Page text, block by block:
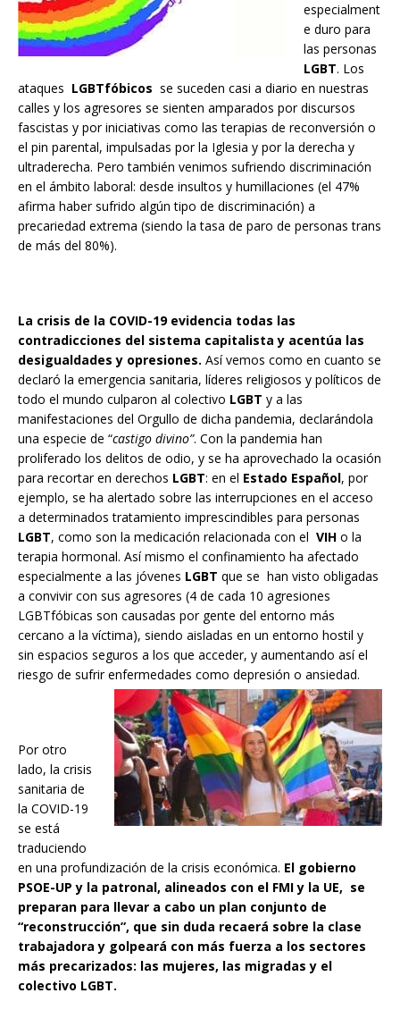
especialment
e duro para
las personas
LGBT. Los
ataques LGBTfóbicos se suceden casi a diario en nuestras
calles y los agresores se sienten amparados por discursos
fascistas y por iniciativas como las terapias de reconversión o
el pin parental, impulsadas por la Iglesia y por la derecha y
ultraderecha. Pero también venimos sufriendo discriminación
en el ámbito laboral: desde insultos y humillaciones (el 47%
afirma haber sufrido algún tipo de discriminación) a
precariedad extrema (siendo la tasa de paro de personas trans
de más del 80%).
La crisis de la COVID-19 evidencia todas las
contradicciones del sistema capitalista y acentúa las
desigualdades y opresiones. Así vemos como en cuanto se
declaró la emergencia sanitaria, líderes religiosos y políticos de
todo el mundo culparon al colectivo LGBT y a las
manifestaciones del Orgullo de dicha pandemia, declarándola
una especie de “castigo divino”. Con la pandemia han
proliferado los delitos de odio, y se ha aprovechado la ocasión
para recortar en derechos LGBT: en el Estado Español, por
ejemplo, se ha alertado sobre las interrupciones en el acceso
a determinados tratamiento imprescindibles para personas
LGBT, como son la medicación relacionada con el VIH o la
terapia hormonal. Así mismo el confinamiento ha afectado
especialmente a las jóvenes LGBT que se han visto obligadas
a convivir con sus agresores (4 de cada 10 agresiones
LGBTfóbicas son causadas por gente del entorno más
cercano a la víctima), siendo aisladas en un entorno hostil y
sin espacios seguros a los que acceder, y aumentando así el
riesgo de sufrir enfermedades como depresión o ansiedad.
Por otro
lado, la crisis
sanitaria de
la COVID-19
se está
traduciendo
en una profundización de la crisis económica. El gobierno
PSOE-UP y la patronal, alineados con el FMI y la UE, se
preparan para llevar a cabo un plan conjunto de
“reconstrucción”, que sin duda recaerá sobre la clase
trabajadora y golpeará con más fuerza a los sectores
más precarizados: las mujeres, las migradas y el
colectivo LGBT.